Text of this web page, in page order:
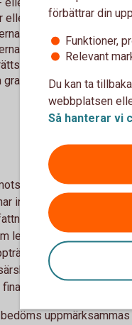
där ledamoten har
är eller har i närtid
är eller har i närtid
förfaranden, stora
grad att det väsentligt
erfarenhet tar
inhämtats genom
har gett.
ledamoten har
Vid
utbildningens nivå
tjänster eller
förbättrar din
Funktioner,
Relevant
Du kan ta
webbplatsen
Så hanterar vi